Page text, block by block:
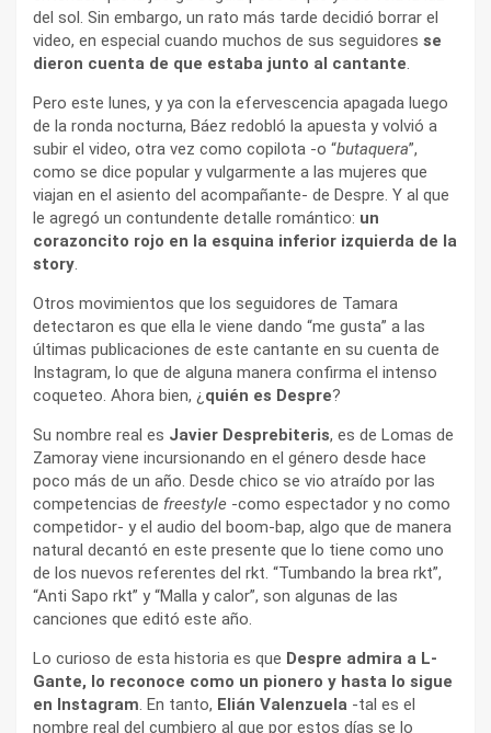
del sol. Sin embargo, un rato más tarde decidió borrar el
video, en especial cuando muchos de sus seguidores se
dieron cuenta de que estaba junto al cantante.
Pero este lunes, y ya con la efervescencia apagada luego
de la ronda nocturna, Báez redobló la apuesta y volvió a
subir el video, otra vez como copilota -o “butaquera”,
como se dice popular y vulgarmente a las mujeres que
viajan en el asiento del acompañante- de Despre. Y al que
le agregó un contundente detalle romántico: un
corazoncito rojo en la esquina inferior izquierda de la
story.
Otros movimientos que los seguidores de Tamara
detectaron es que ella le viene dando “me gusta” a las
últimas publicaciones de este cantante en su cuenta de
Instagram, lo que de alguna manera confirma el intenso
coqueteo. Ahora bien, ¿ quién es Despre?
Su nombre real es Javier Desprebiteris, es de Lomas de
Zamoray viene incursionando en el género desde hace
poco más de un año. Desde chico se vio atraído por las
competencias de freestyle -como espectador y no como
competidor- y el audio del boom-bap, algo que de manera
natural decantó en este presente que lo tiene como uno
de los nuevos referentes del rkt. “Tumbando la brea rkt”,
“Anti Sapo rkt” y “Malla y calor”, son algunas de las
canciones que editó este año.
Lo curioso de esta historia es que Despre admira a L-
Gante, lo reconoce como un pionero y hasta lo sigue
en Instagram. En tanto, Elián Valenzuela -tal es el
nombre real del cumbiero al que por estos días se lo